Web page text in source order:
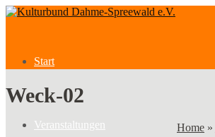
Start
Veranstaltungen
Weck-02
Home »